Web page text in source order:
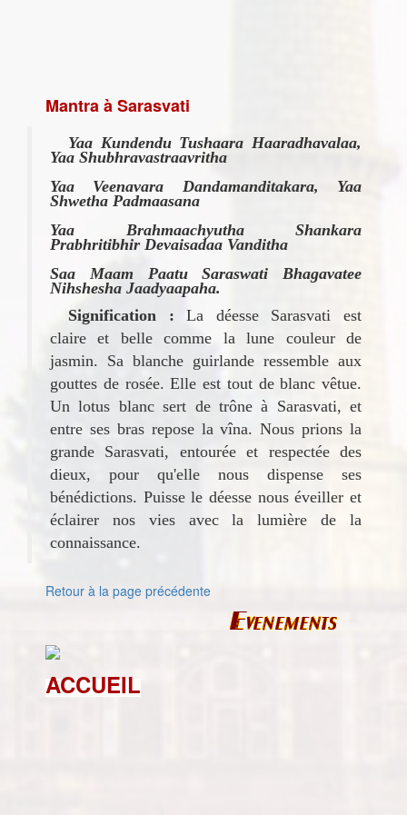
Mantra à Sarasvati
Yaa Kundendu Tushaara Haaradhavalaa,
Yaa Shubhravastraavritha
Yaa Veenavara Dandamanditakara, Yaa
Shwetha Padmaasana
Yaa Brahmaachyutha Shankara
Prabhritibhir Devaisadaa Vanditha
Saa Maam Paatu Saraswati Bhagavatee
Nihshesha Jaadyaapaha.
Signification :La déesse Sarasvati est
claire et belle comme la lune couleur de
jasmin. Sa blanche guirlande ressemble aux
gouttes de rosée. Elle est tout de blanc vêtue.
Un lotus blanc sert de trône à Sarasvati, et
entre ses bras repose la vîna. Nous prions la
grande Sarasvati, entourée et respectée des
dieux, pour qu'elle nous dispense ses
bénédictions. Puisse le déesse nous éveiller et
éclairer nos vies avec la lumière de la
connaissance.
Retour à la page précédente
ACCUEIL